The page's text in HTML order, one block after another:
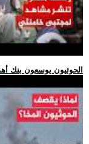
.. الحوثيون يوسعون بنك